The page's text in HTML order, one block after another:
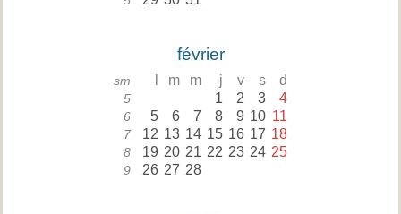
février
sm m m j v s d
5 1 2 3 4
6 5 6 7 8 9 10 11
7 12 13 14 15 16 17 18
8 19 20 21 22 23 24 25
9 26 27 28